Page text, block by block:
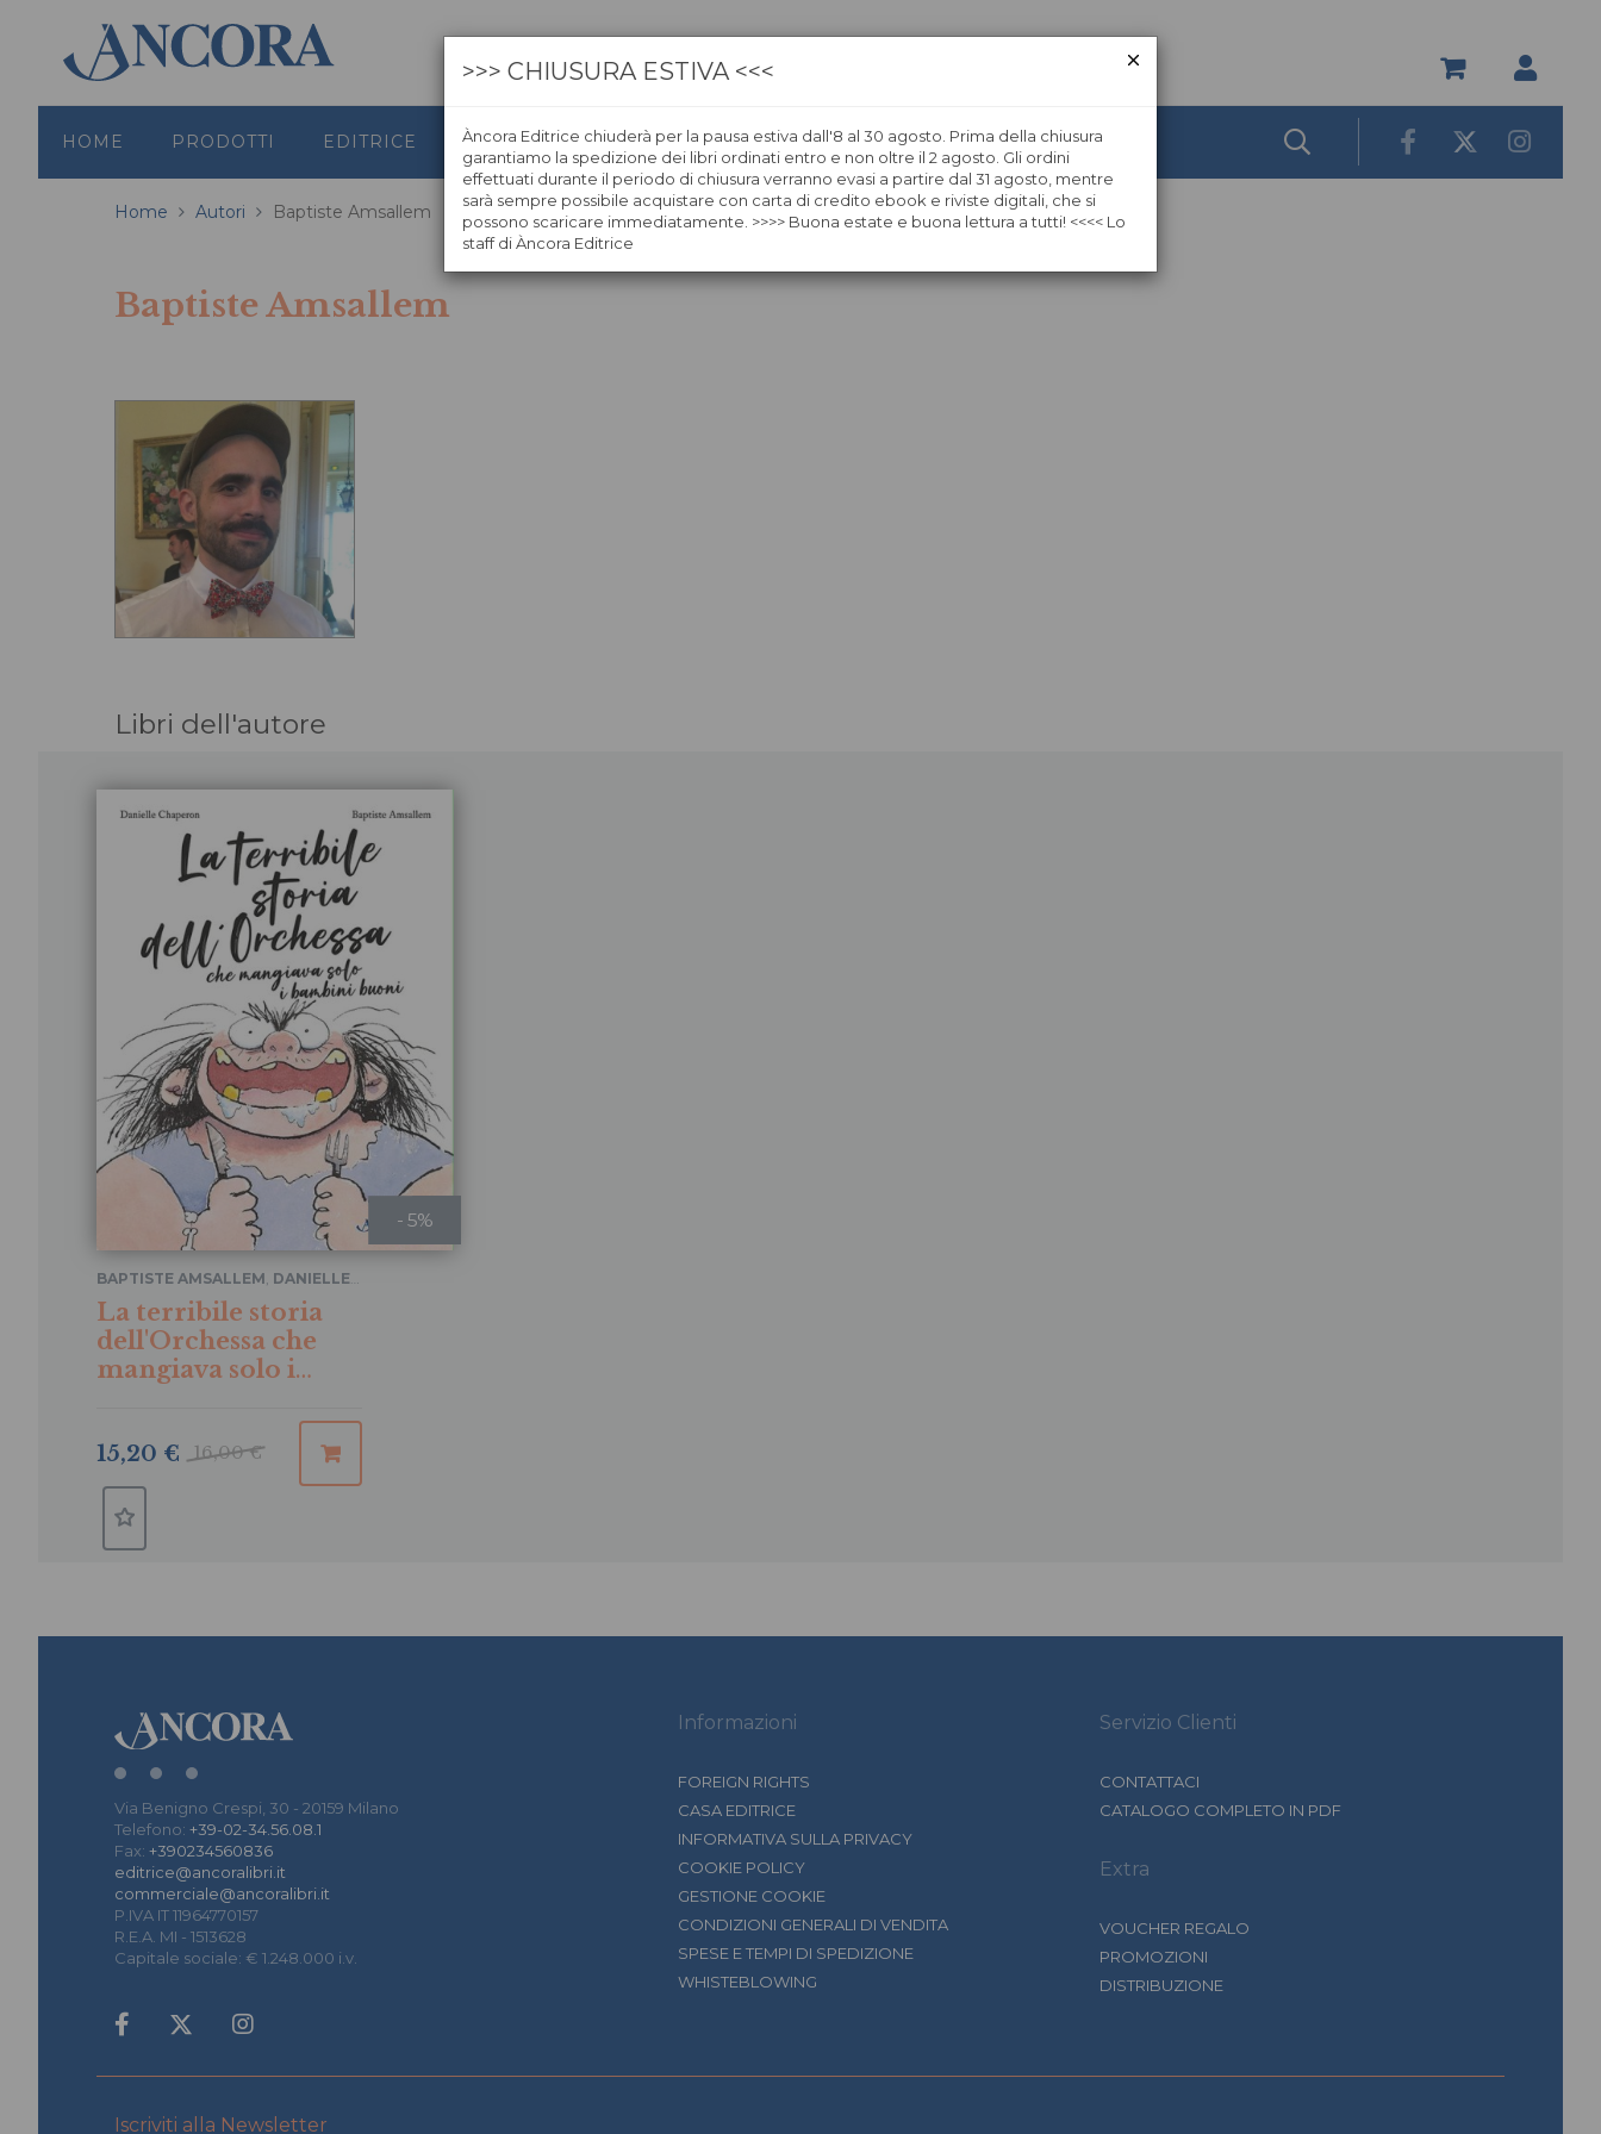
HOME PRODOTTI EDITRICE GRAFICA LIBRERIE ÀNCORAWOW
Home Autori Baptiste Amsallem
Baptiste Amsallem
Libri dell'autore
- 5%
La terribile storia
dell'Orchessa che
mangiava solo i
BAPTISTE AMSALLEM, DANIELLE
CHAPERON
16,00 €
15,20 €
Via Benigno Crespi, 30 - 20159 Milano
Telefono: +39-02-34.56.08.1
Fax: +390234560836
editrice@ancoralibri.it
commerciale@ancoralibri.it
P.IVA IT 11964770157
R.E.A. MI - 1513628
Capitale sociale: € 1.248.000 i.v.
Informazioni
FOREIGN RIGHTS
CASA EDITRICE
INFORMATIVA SULLA PRIVACY
COOKIE POLICY
GESTIONE COOKIE
CONDIZIONI GENERALI DI VENDITA
SPESE E TEMPI DI SPEDIZIONE
WHISTEBLOWING
Servizio Clienti
CONTATTACI
CATALOGO COMPLETO IN PDF
Extra
VOUCHER REGALO
PROMOZIONI
DISTRIBUZIONE
Iscriviti alla Newsletter
>>> CHIUSURA ESTIVA <<<
Àncora Editrice chiuderà per la pausa estiva dall'8 al 30 agosto. Prima della chiusura
garantiamo la spedizione dei libri ordinati entro e non oltre il 2 agosto. Gli ordini
effettuati durante il periodo di chiusura verranno evasi a partire dal 31 agosto, mentre
sarà sempre possibile acquistare con carta di credito ebook e riviste digitali, che si
possono scaricare immediatamente. >>>> Buona estate e buona lettura a tutti! <<<< Lo
staff di Àncora Editrice